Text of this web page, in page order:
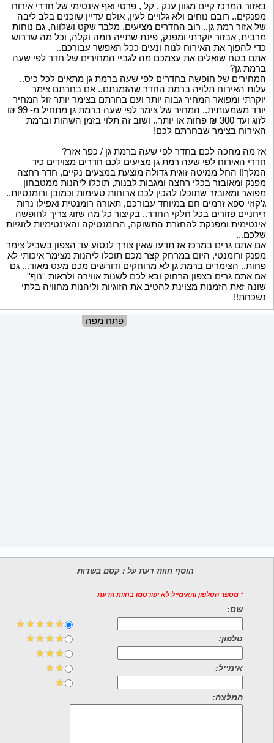
באזור המרכז קיים מגוון ענק , קל , פרטי ואף אינטימי של חדרי אירוח
מפנקים.. רובם נוחים ולא גלויים לעין, אולם עדיין שוכנים בלב ליבה
של אזור רמת גן.. רוב החדרים מציעים, מלבד שקט ושלווה, גם נוחות
מרבית, אבזור יוקרתי ומפנק, פינת שתייה חמה וקלה, וכל מה שדרוש
כדי להפוך את האירוח לנוח ונעים ככל האפשר עבורכם..
אתם בטח שואלים את עצמכם מה לגביי המחירים של חדר לפי שעה
ברמת גן?
המחירים של חופשה בחדרים לפי שעה ברמת גן מתאים לכל כיס..
עלות האירוח תלויה ברמת החדר שהזמנתם.. אם בחרתם צימר
יוקרתי ומפואר המחיר גבוה יותר ועם בחרתם בצימר יותר זול המחיר
יורד משמעותית.. המחיר של צימר לפי שעה ברמת גן מתחיל מ- 99 ₪
לזוג ועד 300 ₪ פחות או יותר.. ושוב זה תלוי בזמן השהות וברמת
האירוח בצימר שבחרתם לכם!
אז מה מחכה לכם בחדר לפי שעה ברמת גן / כפר אזר?
חדרי האירוח לפי שעה רמת גן מציעים לכם חדרים מצוידים כיד
המלך!! החל ממיטה זוגית גדולה מוצעת במצעים נקיים, חדר רחצה
מפנק ומאובזר בכלי רחצה ומגבות לבנות, תוכלו ליהנות ממטבחון
מפואר ומאובזר שתוכלו להכין לכם ארוחות טעימות וכמובן ורומנטיות..
ג'קוזי ספא זרמים חם במיוחד עבורכם, תאורה רומנטית ואפילו נרות
ריחניים פזורים בכל חלקי החדר.. בקיצור כל מה שזוג צריך לחופשה
אינטימית ומפנקת להחזרת התשוקה, הרומנטיקה והאינטימיות לזוגיות
שלכם...
אם אתם גרים במרכז אז תדעו שאין צורך לנסוע עד הצפון בשביל צימר
מפנק ורומנטי, היום במרחק קצר מכם תוכלו ליהנות מצימר איכותי לא
פחות.. הצימרים ברמת גן לא מרוחקים ודורשים מכם מעט מאוד... גם
אם אתם גרים בצפון הרחוק ובא לכם לשנות אווירה ולראות ''נוף''
שונה זאת הזמנות מצוינת להטיב את הזוגיות וליהנות מחוויה בלתי
נשכחת!!
פתח מפה
הוסף חוות דעת על : קסם בשדות
* מספר הטלפון והאימייל לא יפורסמו בחוות הדעת
שם:
טלפון:
אימייל:
המלצה: